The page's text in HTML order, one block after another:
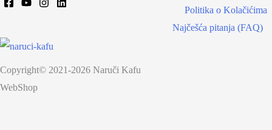
Politika o Kolačićima
Najčešća pitanja (FAQ)
Copyright© 2021-2026 Naruči Kafu
WebShop